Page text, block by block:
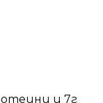
и 7г